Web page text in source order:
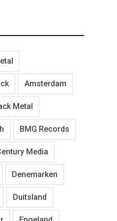
Amsterdam
Metal
BMG Records
Media
Denemarken
Duitsland